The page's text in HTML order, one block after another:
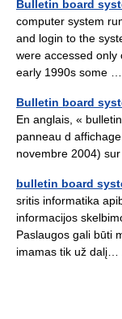
Bulletin board
computer system
and login to the
were accessed only
early 1990s some
Bulletin board
En anglais, «
panneau d
novembre 2004)
bulletin board
sritis informatika
informacijos
Paslaugos gali būti
imamas tik už